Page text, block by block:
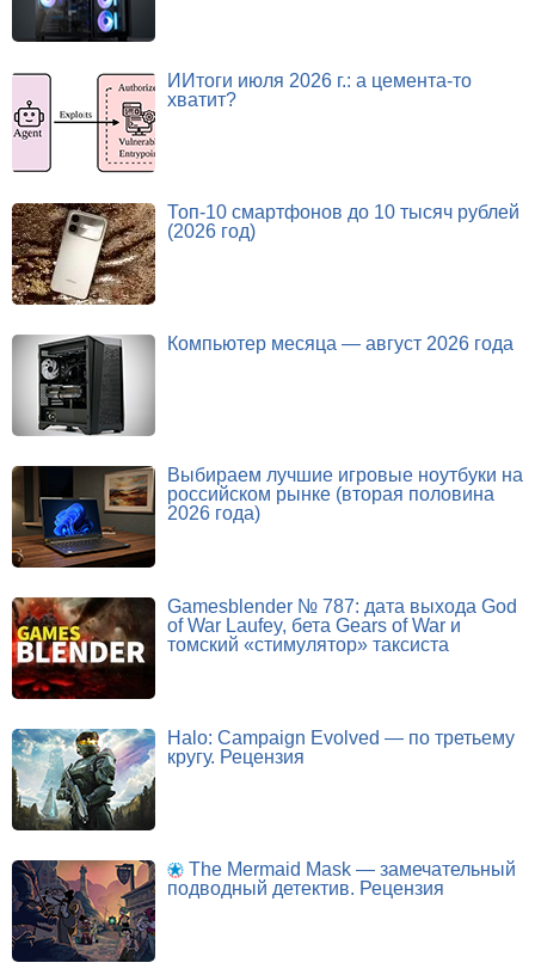
ИИтоги июля 2026 г.: а цемента-то
хватит?
Топ-10 смартфонов до 10 тысяч рублей
(2026 год)
Компьютер месяца — август 2026 года
Выбираем лучшие игровые ноутбуки на
российском рынке (вторая половина
2026 года)
Gamesblender № 787: дата выхода God
of War Laufey, бета Gears of War и
томский «стимулятор» таксиста
Halo: Campaign Evolved — по третьему
кругу. Рецензия
The Mermaid Mask — замечательный
подводный детектив. Рецензия